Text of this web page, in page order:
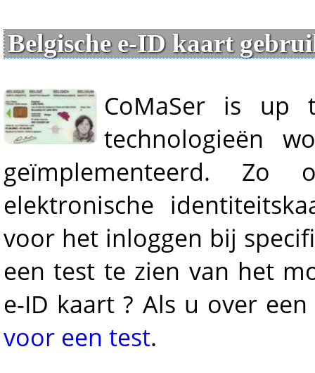
Belgische e-ID kaart
CoMaSer is up
technologieën
geïmplementeerd.
elektronische
voor het inloggen bij
een test te zien van het
e-ID kaart ? Als u over
voor een test.